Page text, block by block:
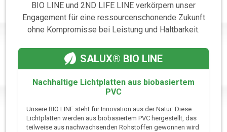
BIO LINE und 2ND LIFE LINE verkörpern unser
Engagement für eine ressourcenschonende Zukunft
ohne Kompromisse bei Leistung und Haltbarkeit.
SALUX® BIO LINE
Nachhaltige Lichtplatten aus biobasiertem
PVC
Unsere BIO LINE steht für Innovation aus der Natur: Diese
Lichtplatten werden aus biobasiertem PVC hergestellt, das
teilweise aus nachwachsenden Rohstoffen gewonnen wird